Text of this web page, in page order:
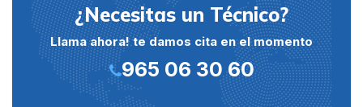
¿Necesitas un Técnico?
Llama ahora! te damos cita en el momento
965 06 30 60